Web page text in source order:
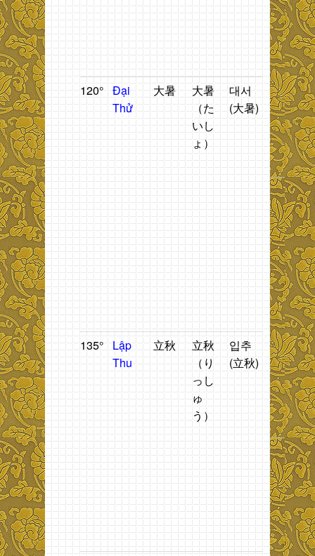
120° Đại
Thử
大暑
大暑
（た
いし
ょ）
대서
(大暑)
Thời
tiết
nóng
oi,
nóng
nực.
135°
Lập
Thu
立秋
立秋
（り
っし
ゅ
う）
입추
(立秋)
Thời
gian
bắt
đầu
mùa
thu.